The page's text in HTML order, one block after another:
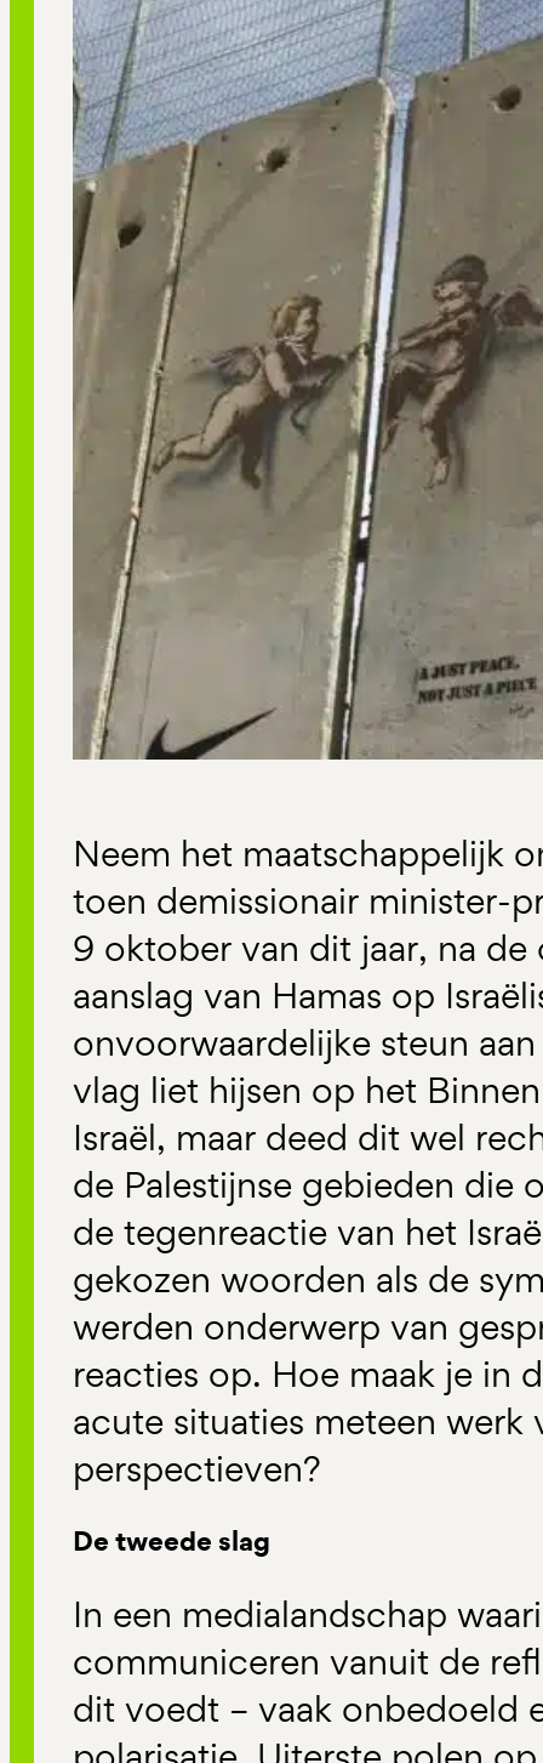
Neem het maatschappelijk
toen demissionair minister-
9 oktober van dit jaar, na
aanslag van Hamas op
onvoorwaardelijke steun
vlag liet hijsen op het
Israël, maar deed dit wel
de Palestijnse gebieden die
de tegenreactie van het
gekozen woorden als de
werden onderwerp van
reacties op. Hoe maak je in
acute situaties meteen werk
perspectieven?
De tweede slag
In een medialandschap
communiceren vanuit de
dit voedt – vaak onbedoeld